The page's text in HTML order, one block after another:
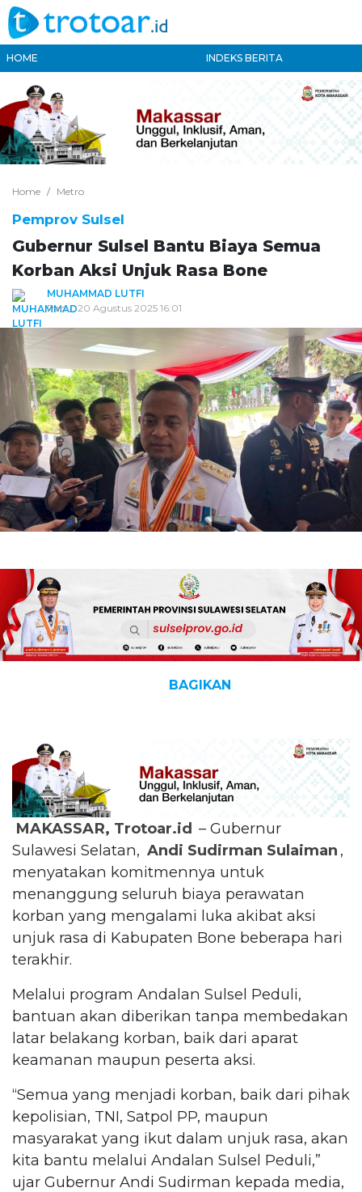
HOME INDEKS BERITA
Home Metro
Pemprov Sulsel
Gubernur Sulsel Bantu Biaya Semua
Korban Aksi Unjuk Rasa Bone
MUHAMMAD LUTFI
Rabu, 20 Agustus 2025 16:01
BAGIKAN
MAKASSAR, Trotoar.id – Gubernur
Sulawesi Selatan, Andi Sudirman Sulaiman ,
menyatakan komitmennya untuk
menanggung seluruh biaya perawatan
korban yang mengalami luka akibat aksi
unjuk rasa di Kabupaten Bone beberapa hari
terakhir.
Melalui program Andalan Sulsel Peduli,
bantuan akan diberikan tanpa membedakan
latar belakang korban, baik dari aparat
keamanan maupun peserta aksi.
“Semua yang menjadi korban, baik dari pihak
kepolisian, TNI, Satpol PP, maupun
masyarakat yang ikut dalam unjuk rasa, akan
kita bantu melalui Andalan Sulsel Peduli,”
ujar Gubernur Andi Sudirman kepada media,